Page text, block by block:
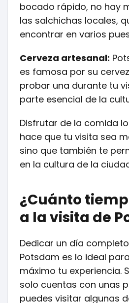
bocado rápido, no hay
las salchichas locales,
encontrar en varios
Cerveza artesanal:
es famosa por su
probar una durante tu
parte esencial de la
Disfrutar de la comida
hace que tu visita sea
sino que también te
en la cultura de la
¿Cuánto
a la visita de
Dedicar un día
Potsdam es lo ideal
máximo tu experiencia.
solo cuentas con unas
puedes visitar algunas